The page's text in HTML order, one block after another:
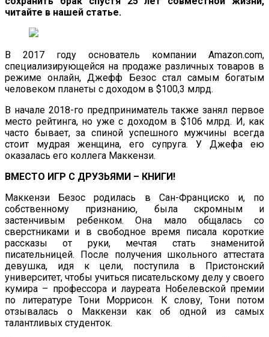
читайте в нашей статье.
В 2017 году основатель компании Amazon.com,
специализирующейся на продаже различных товаров в
режиме онлайн, Джефф Безос стал самым богатым
человеком планеты с доходом в $100,3 млрд.
В начале 2018-го предприниматель также занял первое
место рейтинга, но уже с доходом в $106 млрд. И, как
часто бывает, за спиной успешного мужчины всегда
стоит мудрая женщина, его супруга. У Джефа ею
оказалась его коллега Маккензи.
ВМЕСТО ИГР С ДРУЗЬЯМИ – КНИГИ!
Маккензи Безос родилась в Сан-Франциско и, по
собственному признанию, была скромным и
застенчивым ребенком. Она мало общалась со
сверстниками и в свободное время писала короткие
рассказы от руки, мечтая стать знаменитой
писательницей. После получения школьного аттестата
девушка, идя к цели, поступила в Пристонский
университет, чтобы учиться пиcательскому делу у своего
кумира – профессора и лауреата Нобелевской премии
по литературе Тони Моррисон. К слову, Тони потом
отзывалась о Маккензи как об одной из самых
талантливых студенток.